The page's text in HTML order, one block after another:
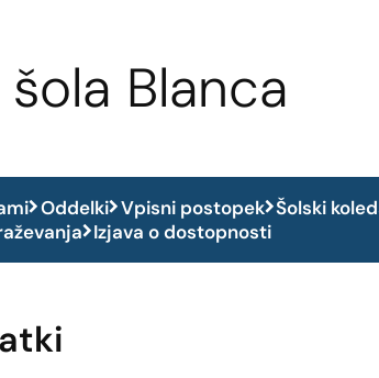
Blanca
Oddelki Vpisni postopek Šolski
Izjava o dostopnosti